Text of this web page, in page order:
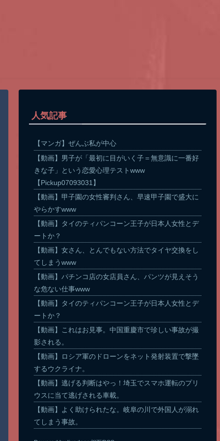
人気記事
【マンガ】ぜんぶ私が中心
【動画】男子が「最初に目がいく子＝無意識に一番好
きな子」という恋愛心理テストwww
【Pickup07093031】
【動画】甲子園の女性審判さん、早速甲子園で盛大に
やらかすwww
【動画】タイのティパンコーン王子が日本人女性とデ
ートか？
【動画】女さん、とんでもない方法でタイヤ交換をし
てしまうwww
【動画】パチンコ店の女店員さん、パンツが見えそう
な危ない仕事www
【動画】タイのティパンコーン王子が日本人女性とデ
ートか？
【動画】これはお見事。中国重慶市で珍しい事故が撮
影される。
【動画】ロシア軍のドローンをネット発射装置で撃墜
するウクライナ。
【動画】逃げる判断はやっ！埼玉でスマホ運転のプリ
ウスに当て逃げされる車載。
【動画】よく助けられたな。岐阜の川で外国人が溺れ
てしまう事故。